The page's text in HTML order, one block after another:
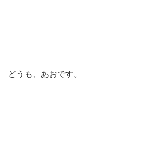
どうも、あおです。